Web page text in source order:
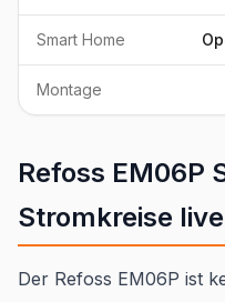
Smart Home
Montage
Refoss EM06P
Stromkreise
Der Refoss EM06P ist